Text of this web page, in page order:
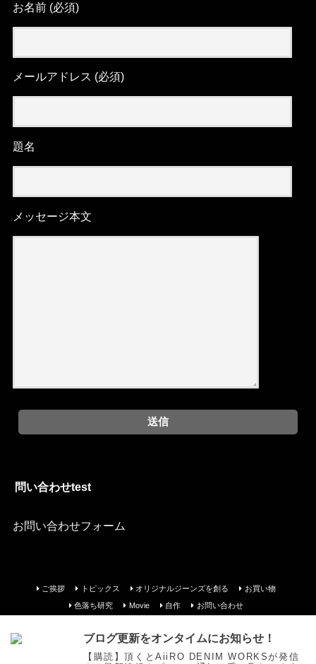
お名前 (必須)
メールアドレス (必須)
題名
メッセージ本文
問い合わせtest
お問い合わせフォーム
ご挨拶 トピックス オリジナルジーンズを創る
お買い物
色落ち研究
Movie 自作 お問い合わせ
©Copyright2025 AiiRO DENIM WORKS .All Rights Reserved.
ブログ更新をオンタイムにお知らせ！
【購読】頂くとAiiRO DENIM WORKSが発信